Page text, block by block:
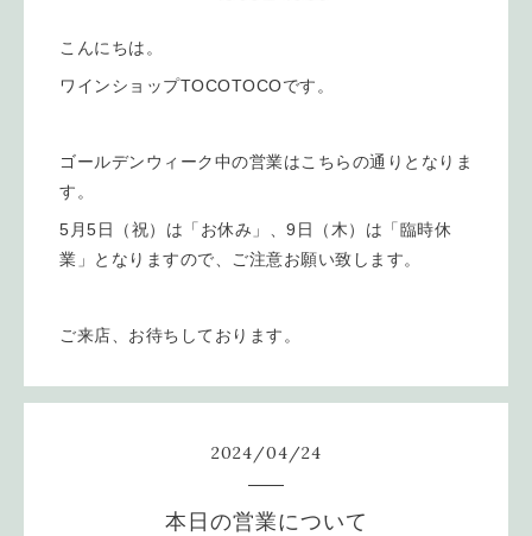
こんにちは。
ワインショップTOCOTOCOです。
ゴールデンウィーク中の営業はこちらの通りとなりま
す。
5月5日（祝）は「お休み」、9日（木）は「臨時休
業」となりますので、ご注意お願い致します。
ご来店、お待ちしております。
2024/04/24
本日の営業について